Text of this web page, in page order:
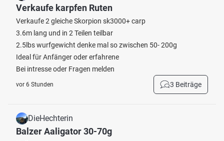
Verkaufe karpfen Ruten
Verkaufe 2 gleiche Skorpion sk3000+ carp
3.6m lang und in 2 Teilen teilbar
2.5lbs wurfgewicht denke mal so zwischen 50- 200g
Ideal für Anfänger oder erfahrene
Bei intresse oder Fragen melden
vor 6 Stunden 3 Beiträge
DieHechterin
Balzer Aaligator 30-70g